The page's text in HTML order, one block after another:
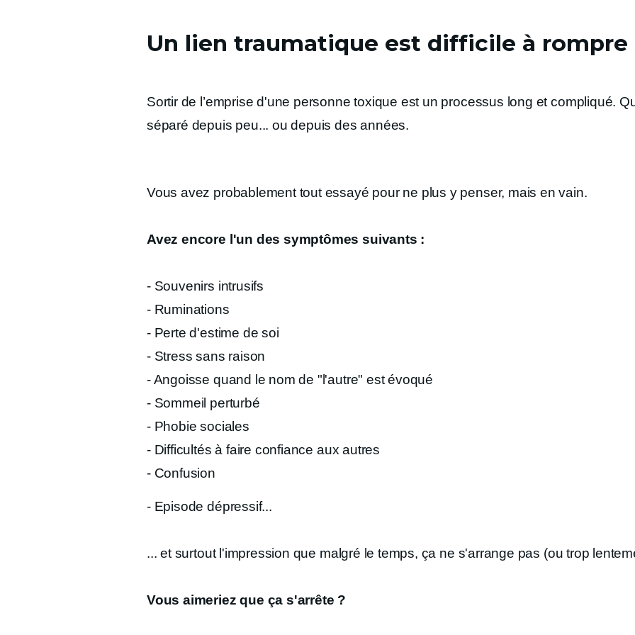
Un lien traumatique est difficile à rompre
Sortir de l’emprise d'une personne toxique est un processus long et compliqué.
séparé depuis peu... ou depuis des années.
Vous avez probablement tout essayé pour ne plus y penser, mais en vain.
Avez encore l'un des symptômes suivants :
- Souvenirs intrusifs
- Ruminations
- Perte d'estime de soi
- Stress sans raison
- Angoisse quand le nom de "l'autre" est évoqué
- Sommeil perturbé
- Phobie sociales
- Difficultés à faire confiance aux autres
- Confusion
- Episode dépressif...
... et surtout l'impression que malgré le temps, ça ne s'arrange pas (ou trop
Vous aimeriez que ça s'arrête ?